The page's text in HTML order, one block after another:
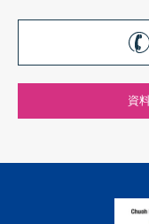
資